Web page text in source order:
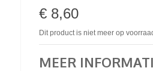
€ 8,60
Dit product is niet meer op
MEER